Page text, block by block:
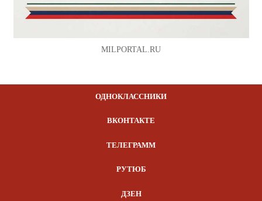
MILPORTAL.RU
ОДНОКЛАССНИКИ
ВКОНТАКТЕ
ТЕЛЕГРАММ
РУТЮБ
ДЗЕН